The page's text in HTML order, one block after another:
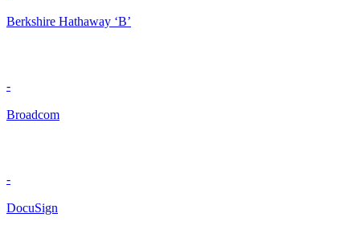
Berkshire Hathaway ‘B’
-
Broadcom
-
DocuSign